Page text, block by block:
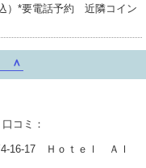
*要電話予約 近隣コイン
＾
口コミ：
4-16-17 Ｈｏｔｅｌ Ａｌ